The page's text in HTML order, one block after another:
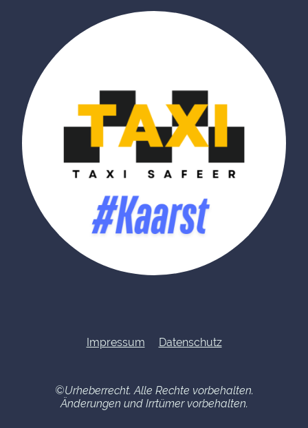
Impressum Datenschutz
©Urheberrecht. Alle Rechte vorbehalten.
Änderungen und Irrtümer vorbehalten.